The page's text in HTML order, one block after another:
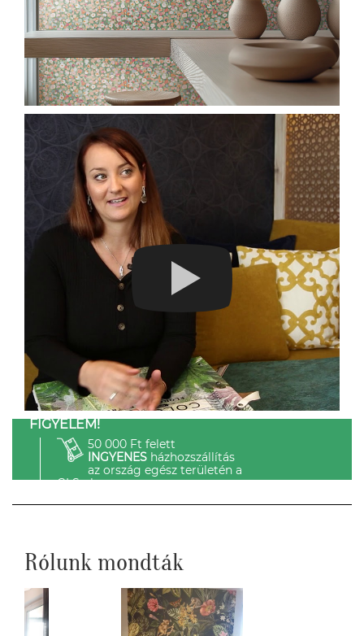
FIGYELEM!
50 000 Ft felett
INGYENESházhozszállítás
az ország egész területén a
GLS-el.
Rólunk mondták